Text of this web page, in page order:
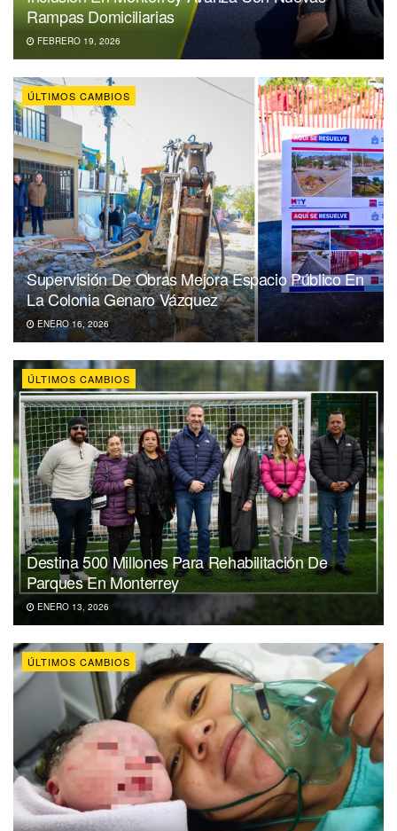
Rampas Domiciliarias
FEBRERO 19, 2026
ÚLTIMOS CAMBIOS
Supervisión De Obras Mejora Espacio Público En
La Colonia Genaro Vázquez
ENERO 16, 2026
ÚLTIMOS CAMBIOS
Destina 500 Millones Para Rehabilitación De
Parques En Monterrey
ENERO 13, 2026
ÚLTIMOS CAMBIOS